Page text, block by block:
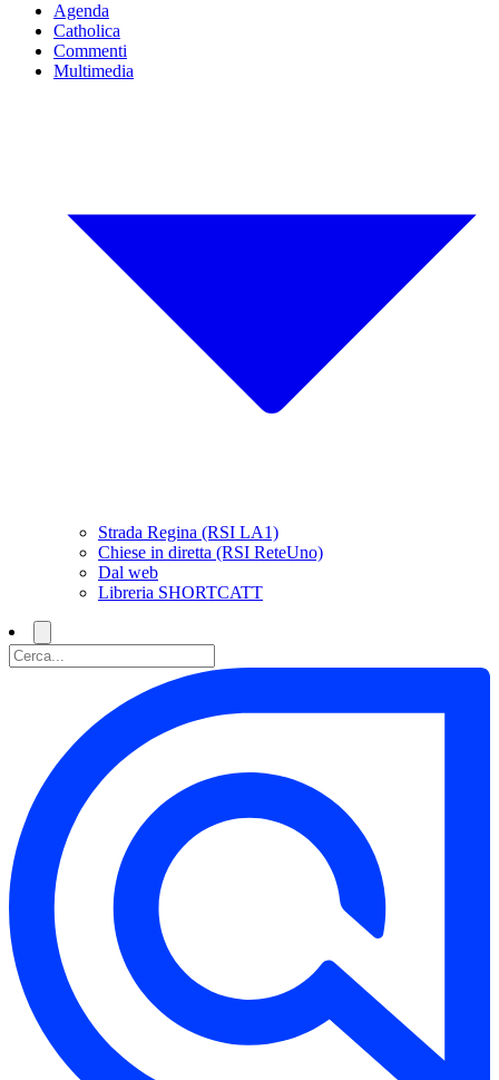
Agenda
Catholica
Commenti
Multimedia
Strada Regina (RSI LA1)
Chiese in diretta (RSI ReteUno)
Dal web
Libreria SHORTCATT